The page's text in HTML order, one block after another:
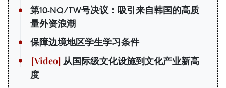
第10-NQ/TW号决议：吸引来自韩国的高质
量外资浪潮
保障边境地区学生学习条件
从国际级文化设施到文化产业新高
度